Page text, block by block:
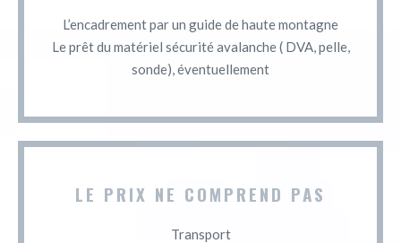
L’encadrement par un guide de haute montagne
Le prêt du matériel sécurité avalanche ( DVA, pelle,
sonde), éventuellement
LE PRIX NE COMPREND PAS
Transport